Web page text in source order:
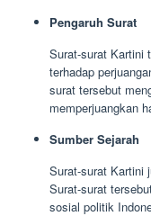
Pengaruh Surat
Surat-surat Kartini
terhadap
surat tersebut
memperjuangkan
Sumber Sejarah
Surat-surat Kartini
Surat-surat
sosial politik